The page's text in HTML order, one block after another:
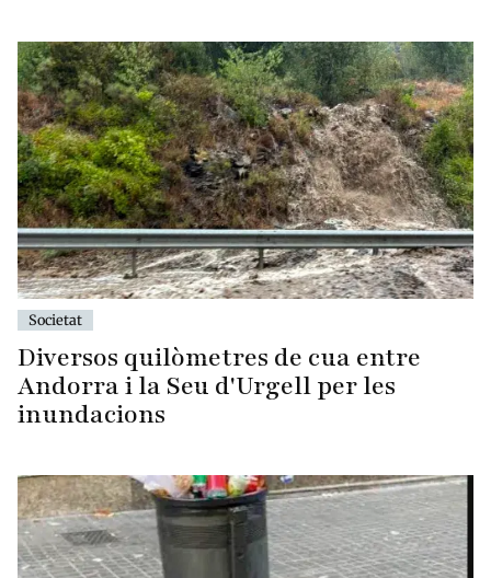
Societat
Diversos quilòmetres de cua entre
Andorra i la Seu d'Urgell per les
inundacions